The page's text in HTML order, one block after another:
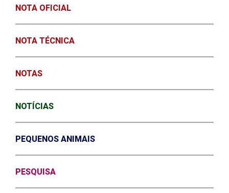
NOTA OFICIAL
NOTA TÉCNICA
NOTAS
NOTÍCIAS
PEQUENOS ANIMAIS
PESQUISA